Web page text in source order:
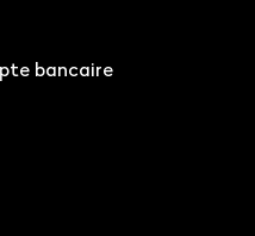
bancaire